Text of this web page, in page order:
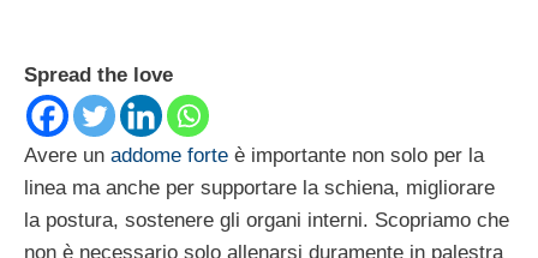
Spread the love
Avere un addome forte è importante non solo per la
linea ma anche per supportare la schiena, migliorare
la postura, sostenere gli organi interni. Scopriamo che
non è necessario solo allenarsi duramente in palestra